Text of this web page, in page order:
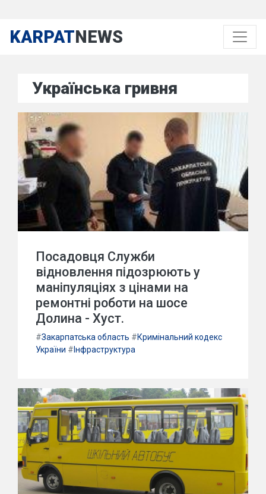
KARPATNEWS
Українська гривня
Посадовця Служби
відновлення підозрюють у
маніпуляціях з цінами на
ремонтні роботи на шосе
Долина - Хуст.
#Закарпатська область #Кримінальний кодекс
України # Інфраструктура